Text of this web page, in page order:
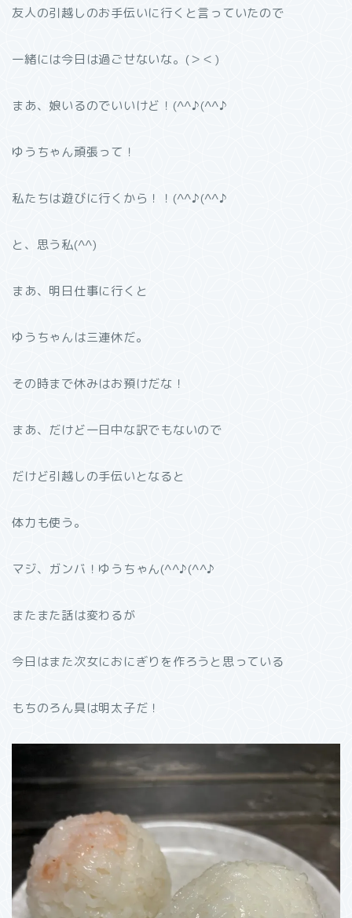
友人の引越しのお手伝いに行くと言っていたので
一緒には今日は過ごせないな。(＞＜)
まあ、娘いるのでいいけど！(^^♪(^^♪
ゆうちゃん頑張って！
私たちは遊びに行くから！！(^^♪(^^♪
と、思う私(^^)
まあ、明日仕事に行くと
ゆうちゃんは三連休だ。
その時まで休みはお預けだな！
まあ、だけど一日中な訳でもないので
だけど引越しの手伝いとなると
体力も使う。
マジ、ガンバ！ゆうちゃん(^^♪(^^♪
またまた話は変わるが
今日はまた次女におにぎりを作ろうと思っている
もちのろん具は明太子だ！